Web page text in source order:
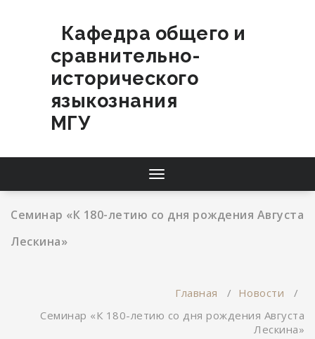
содержимомуКафедра общего и
сравнительно-
исторического
языкознания
МГУ
Переключатель
навигации
Семинар «К 180-летию со дня рождения Августа
Лескина»
Главная / Новости /
Семинар «К 180-летию со дня рождения Августа
Лескина»